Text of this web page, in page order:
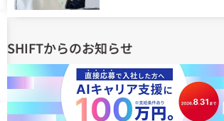
SHIFTからのお知らせ